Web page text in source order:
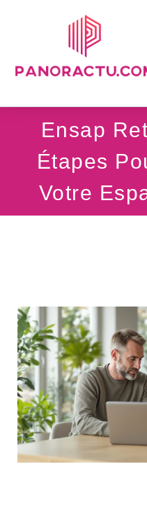
Ensap
Étapes
Votre